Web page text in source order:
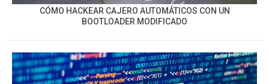
CÓMO HACKEAR CAJERO AUTOMÁTICOS CON UN
BOOTLOADER MODIFICADO